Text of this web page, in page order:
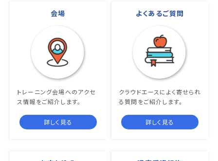
会場
トレーニング会場へのアクセ
ス情報をご紹介します。
詳しく見る
よくあるご質問
クラウドエースによく寄せられ
る質問をご紹介します。
詳しく見る